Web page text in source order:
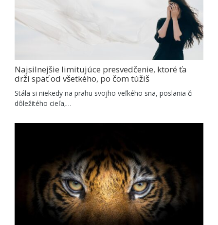
Najsilnejšie limitujúce presvedčenie, ktoré ťa
drží späť od všetkého, po čom túžiš
Stála si niekedy na prahu svojho veľkého sna, poslania či
dôležitého cieľa,…